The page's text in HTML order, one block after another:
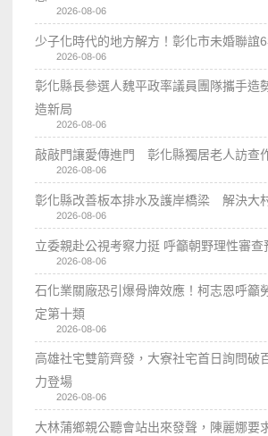
2026-08-06
少子化時代的地方解方！彰化市未婚聯誼
2026-08-06
彰化縣長參選人魏平政率議員團隊攜手
造新局
2026-08-06
敲敲門讓愛傳進門 彰化縣獨居老人訪查
2026-08-06
彰化縣改善板本排水及護岸橋梁 解決大
2026-08-06
立委親赴公視考察力挺 呼籲朝野理性審查
2026-08-06
石化業關廠恐引爆骨牌效應！柯志恩呼籲
定第十類
2026-08-06
高雄社宅雙箭齊發，大寮社宅首日詢問破
力登場
2026-08-06
大林蒲鄉親公聽會站出來發聲，陳麗娜要